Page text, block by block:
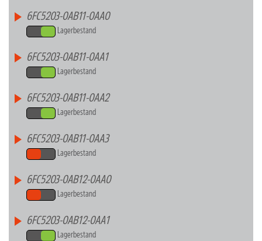
6FC5203-0AB11-0AA0
Lagerbestand
6FC5203-0AB11-0AA1
Lagerbestand
6FC5203-0AB11-0AA2
Lagerbestand
6FC5203-0AB11-0AA3
Lagerbestand
6FC5203-0AB12-0AA0
Lagerbestand
6FC5203-0AB12-0AA1
Lagerbestand